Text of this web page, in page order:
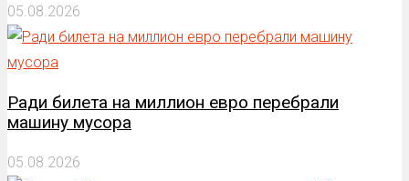
05.08.2026
Ради билета на миллион евро перебрали
машину мусора
05.08.2026